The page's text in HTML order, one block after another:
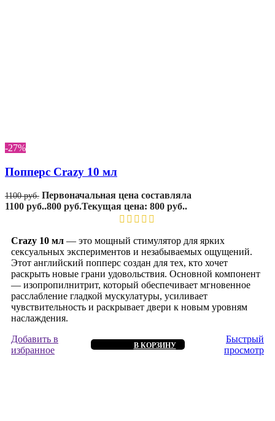
-27%
Попперс Crazy 10 мл
1100руб. Первоначальная цена составляла
1100 руб..800 руб.Текущая цена: 800 руб..
Crazy 10 мл — это мощный стимулятор для ярких
сексуальных экспериментов и незабываемых ощущений.
Этот английский попперс создан для тех, кто хочет
раскрыть новые грани удовольствия. Основной компонент
— изопропилнитрит, который обеспечивает мгновенное
расслабление гладкой мускулатуры, усиливает
чувствительность и раскрывает двери к новым уровням
наслаждения.
Добавить в
избранное
В КОРЗИНУ
Быстрый
просмотр